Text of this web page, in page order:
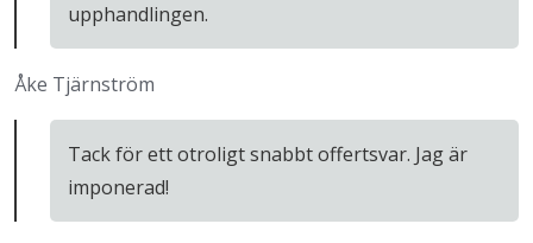
upphandlingen.
Åke Tjärnström
Tack för ett otroligt snabbt offertsvar. Jag är
imponerad!